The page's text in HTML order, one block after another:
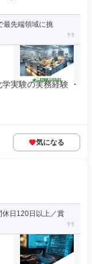
最先端領域に挑
実験の実務経験 ・
気になる
日120日以上／賞